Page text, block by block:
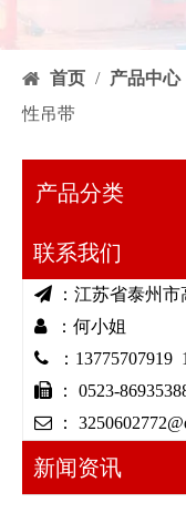
首页 / 产品中心
性吊带
产品分类
联系我们
 ：江苏省泰州
：何小姐
 ：13775707919
 ： 0523-
 ：
新闻资讯